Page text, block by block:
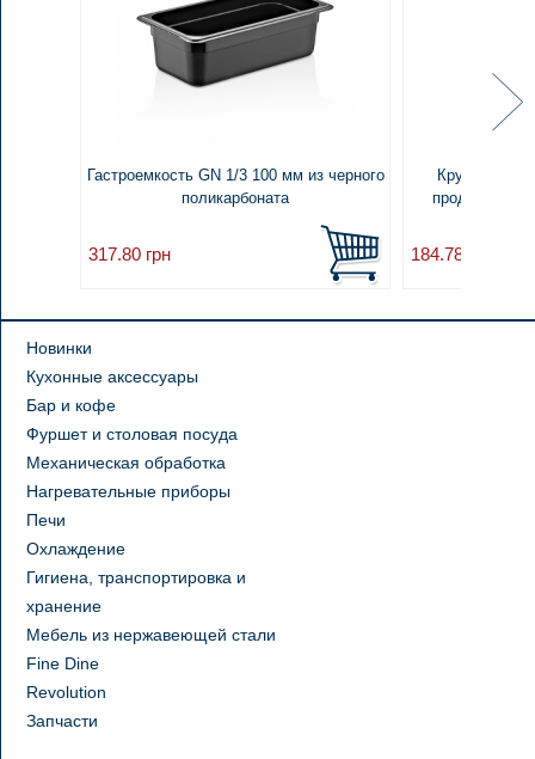
Гастроемкость GN 1/3 100 мм из черного
поликарбоната
317.80 грн
Круглый
продуктов
184.78
Новинки
Кухонные аксессуары
Бар и кофе
Фуршет и столовая посуда
Механическая обработка
Нагревательные приборы
Печи
Охлаждение
Гигиена, транспортировка и
хранение
Мебель из нержавеющей стали
Fine Dine
Revolution
Запчасти